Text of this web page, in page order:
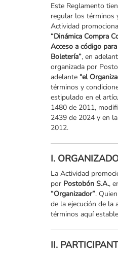
Este Reglamento
regular los términos
Actividad
“Dinámica Compra
Acceso a código
Boletería”, en
organizada por
adelante “el
términos y
estipulado en el
1480 de 2011,
2439 de 2024 y en
2012.
I.
La Actividad
por Postobón S.A.,
“Organizador”.
de la ejecución de la
términos aquí
II.